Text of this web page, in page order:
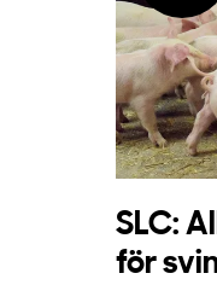
SLC:
för